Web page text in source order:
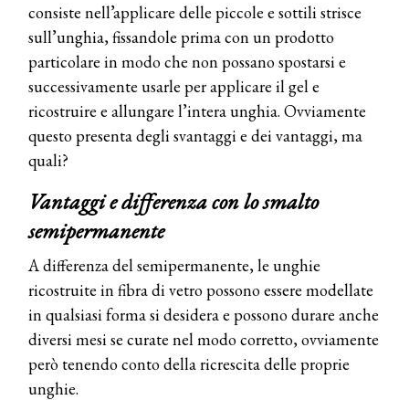
consiste nell’applicare delle piccole e sottili strisce
sull’unghia, fissandole prima con un prodotto
particolare in modo che non possano spostarsi e
successivamente usarle per applicare il gel e
ricostruire e allungare l’intera unghia. Ovviamente
questo presenta degli svantaggi e dei vantaggi, ma
quali?
Vantaggi e differenza con lo smalto
semipermanente
A differenza del semipermanente, le unghie
ricostruite in fibra di vetro possono essere modellate
in qualsiasi forma si desidera e possono durare anche
diversi mesi se curate nel modo corretto, ovviamente
però tenendo conto della ricrescita delle proprie
unghie.